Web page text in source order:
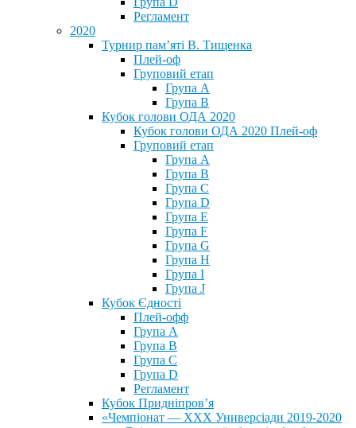
Регламент
2020
Турнир пам’яті В. Тищенка
Плей-оф
Груповий етап
Група А
Група В
Кубок голови ОДА 2020
Кубок голови ОДА 2020 Плей-оф
Груповий етап
Група A
Група B
Група C
Група D
Група E
Група F
Група G
Група H
Група I
Група J
Кубок Єдності
Плей-офф
Група А
Група В
Група С
Група D
Регламент
Кубок Придніпров’я
«Чемпіонат — ХХХ Универсіади 2019-2020